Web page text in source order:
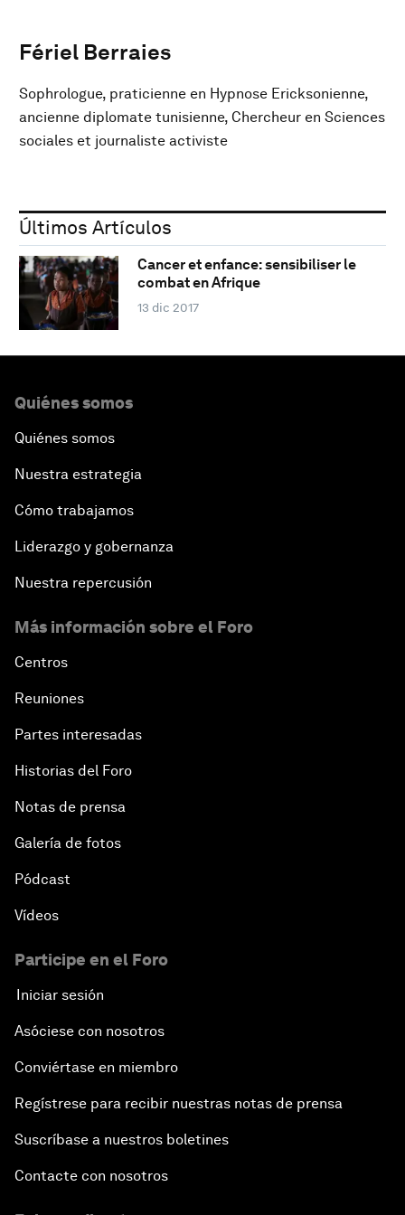
Fériel Berraies
Sophrologue, praticienne en Hypnose Ericksonienne,
ancienne diplomate tunisienne, Chercheur en Sciences
sociales et journaliste activiste
Últimos Artículos
Cancer et enfance: sensibiliser le
combat en Afrique
13 dic 2017
Quiénes somos
Quiénes somos
Nuestra estrategia
Cómo trabajamos
Liderazgo y gobernanza
Nuestra repercusión
Más información sobre el Foro
Centros
Reuniones
Partes interesadas
Historias del Foro
Notas de prensa
Galería de fotos
Pódcast
Vídeos
Participe en el Foro
Iniciar sesión
Asóciese con nosotros
Conviértase en miembro
Regístrese para recibir nuestras notas de prensa
Suscríbase a nuestros boletines
Contacte con nosotros